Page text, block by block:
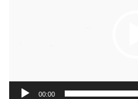
00:00